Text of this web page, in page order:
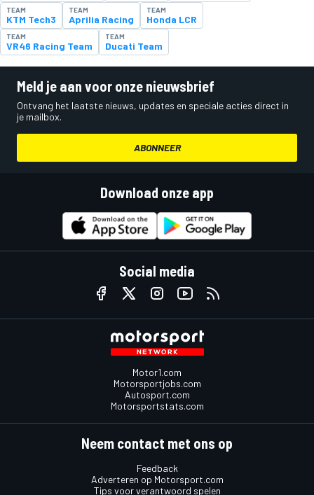
TEAM
KTM Tech3
TEAM
Aprilia Racing
TEAM
Honda LCR
TEAM
VR46 Racing Team
TEAM
Ducati Team
Meld je aan voor onze nieuwsbrief
Ontvang het laatste nieuws, updates en speciale acties direct in
je mailbox.
ABONNEER
Download onze app
Social media
Motor1.com
Motorsportjobs.com
Autosport.com
Motorsportstats.com
Neem contact met ons op
Feedback
Adverteren op Motorsport.com
Tips voor verantwoord spelen